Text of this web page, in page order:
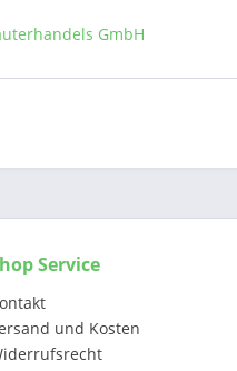
GmbH
Service
und Kosten